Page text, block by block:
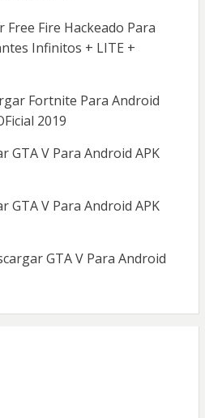
Free Fire Hackeado Para
Infinitos + LITE +
Fortnite Para Android
2019
GTA V Para Android APK
GTA V Para Android APK
GTA V Para Android